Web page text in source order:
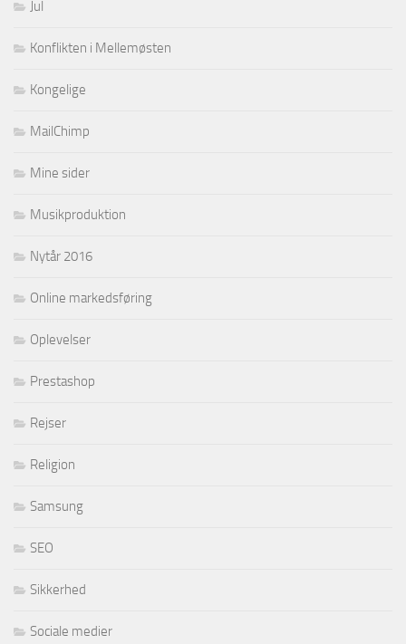
Jul
Konflikten i Mellemøsten
Kongelige
MailChimp
Mine sider
Musikproduktion
Nytår 2016
Online markedsføring
Oplevelser
Prestashop
Rejser
Religion
Samsung
SEO
Sikkerhed
Sociale medier